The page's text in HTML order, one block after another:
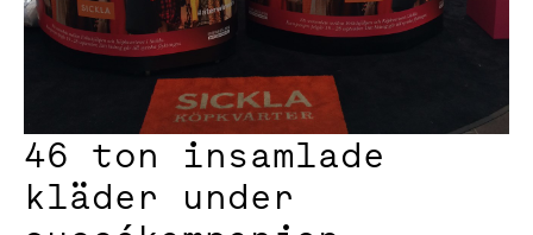
46 ton insamlade
kläder under